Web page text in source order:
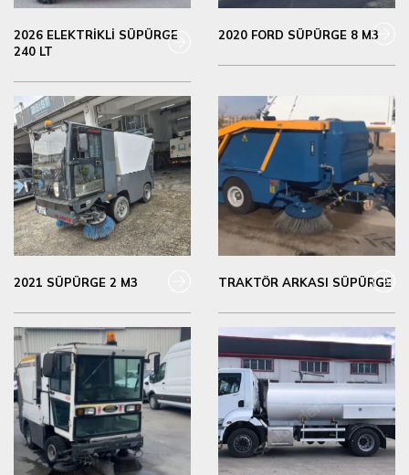
2026 ELEKTRİKLİ SÜPÜRGE
240 LT
2020 FORD SÜPÜRGE 8 M3
2021 SÜPÜRGE 2 M3 TRAKTÖR ARKASI SÜPÜRGE